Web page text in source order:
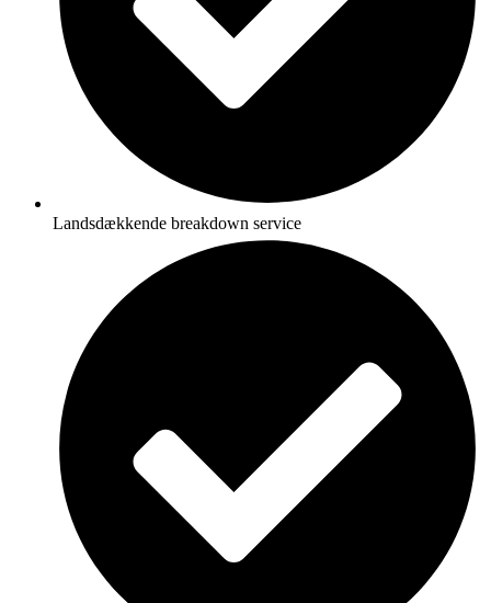
Landsdækkende breakdown service